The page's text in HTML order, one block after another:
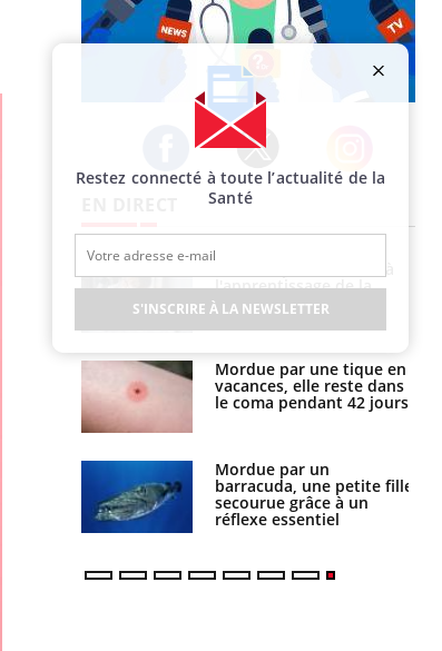
Facebook Twitter Instagram
l'apprentissage de la
lecture ?
Mordue par une tique en
vacances, elle reste dans
le coma pendant 42 jours
Mordue par un
barracuda, une petite fille
secourue grâce à un
réflexe essentiel
Restez connecté à toute l’actualité de la
Santé
S'INSCRIRE À LA NEWSLETTER